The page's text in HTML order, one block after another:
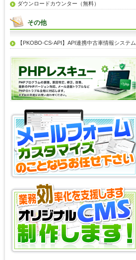
ダウンロードカウンター（無料）
その他
【PKOBO-CS-API】API連携中古車情報システム